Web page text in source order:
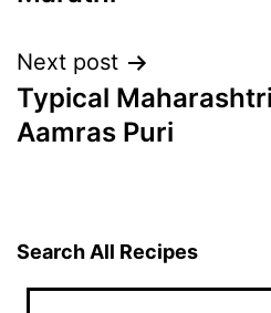
Next post
Typical
Aamras Puri
Search All Recipes